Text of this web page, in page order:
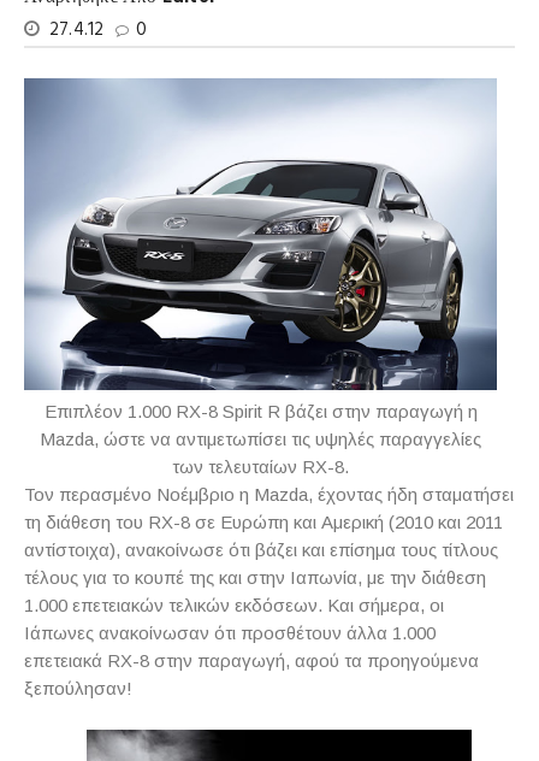
27.4.12
0
Επιπλέον 1.000 RX-8 Spirit R βάζει στην παραγωγή η
Mazda, ώστε να αντιμετωπίσει τις υψηλές παραγγελίες
των τελευταίων RX-8.
Τον περασμένο Νοέμβριο η Mazda, έχοντας ήδη σταματήσει
τη διάθεση του RX-8 σε Ευρώπη και Αμερική (2010 και 2011
αντίστοιχα), ανακοίνωσε ότι βάζει και επίσημα τους τίτλους
τέλους για το κουπέ της και στην Ιαπωνία, με την διάθεση
1.000 επετειακών τελικών εκδόσεων. Και σήμερα, οι
Ιάπωνες ανακοίνωσαν ότι προσθέτουν άλλα 1.000
επετειακά RX-8 στην παραγωγή, αφού τα προηγούμενα
ξεπούλησαν!